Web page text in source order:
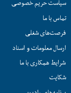
سیاست حریم خصوصی
تماس با ما
فرصت‌های شغلی
ارسال معلومات و اسناد
شرایط همکاری با ما
شکایت